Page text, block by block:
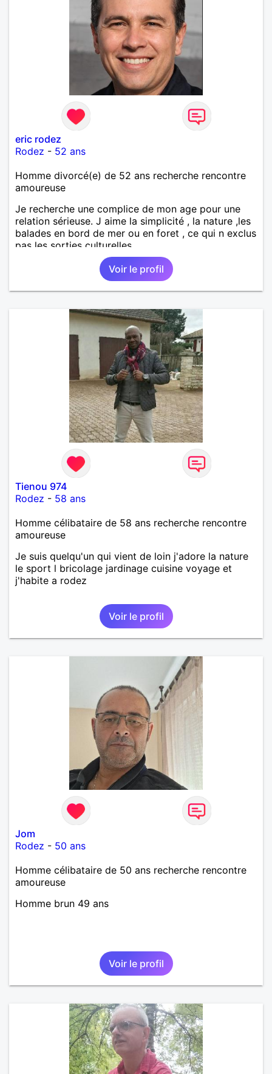
eric rodez
Rodez - 52 ans
Homme divorcé(e) de 52 ans recherche rencontre
amoureuse
Je recherche une complice de mon age pour une
relation sérieuse. J aime la simplicité , la nature ,les
balades en bord de mer ou en foret , ce qui n exclus
pas les sorties culturelles.
Voir le profil
Tienou 974
Rodez - 58 ans
Homme célibataire de 58 ans recherche rencontre
amoureuse
Je suis quelqu'un qui vient de loin j'adore la nature
le sport l bricolage jardinage cuisine voyage et
j'habite a rodez
Voir le profil
Jom
Rodez - 50 ans
Homme célibataire de 50 ans recherche rencontre
amoureuse
Homme brun 49 ans
Voir le profil